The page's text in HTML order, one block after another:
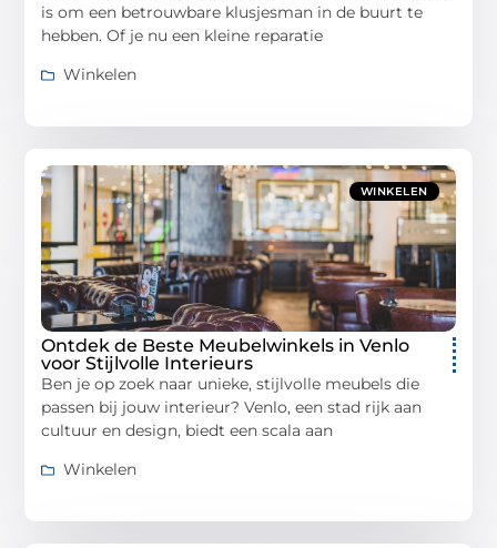
is om een betrouwbare klusjesman in de buurt te
hebben. Of je nu een kleine reparatie
Winkelen
WINKELEN
Ontdek de Beste Meubelwinkels in Venlo
voor Stijlvolle Interieurs
Ben je op zoek naar unieke, stijlvolle meubels die
passen bij jouw interieur? Venlo, een stad rijk aan
cultuur en design, biedt een scala aan
Winkelen